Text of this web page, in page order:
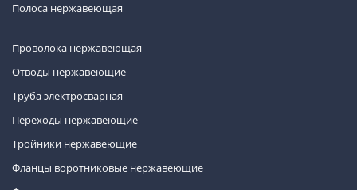
Полоса нержавеющая
Проволока нержавеющая
Отводы нержавеющие
Труба электросварная
Переходы нержавеющие
Тройники нержавеющие
Фланцы воротниковые нержавеющие